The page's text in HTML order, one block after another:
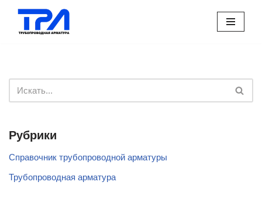
Перейти
Рубрики
Справочник трубопроводной арматуры
Трубопроводная арматура